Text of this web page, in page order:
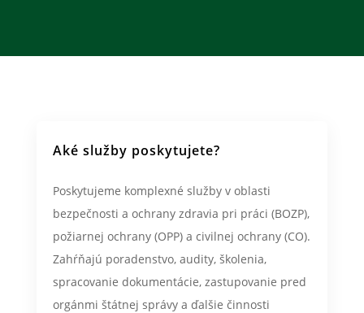
Aké služby poskytujete?
Poskytujeme komplexné služby v oblasti
bezpečnosti a ochrany zdravia pri práci (BOZP),
požiarnej ochrany (OPP) a civilnej ochrany (CO).
Zahŕňajú poradenstvo, audity, školenia,
spracovanie dokumentácie, zastupovanie pred
orgánmi štátnej správy a ďalšie činnosti